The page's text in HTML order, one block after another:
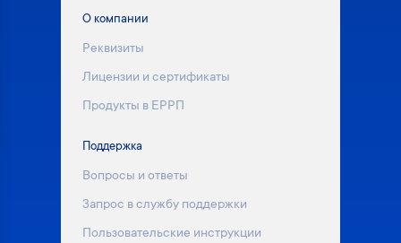
О компании
Реквизиты
Лицензии и сертификаты
Продукты в ЕРРП
Поддержка
Вопросы и ответы
Запрос в службу поддержки
Пользовательские инструкции